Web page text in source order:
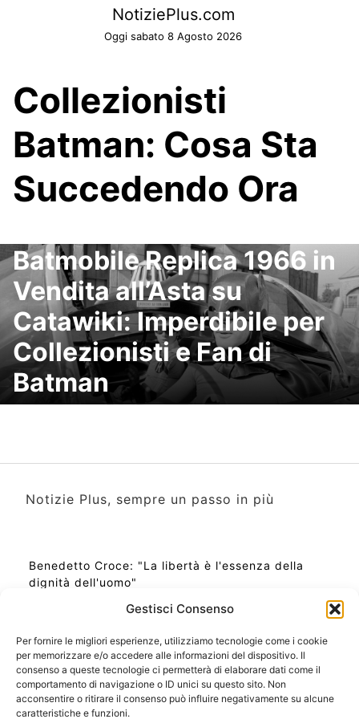
Gestisci Consenso
Per fornire le migliori esperienze, utilizziamo tecnologie come i cookie
per memorizzare e/o accedere alle informazioni del dispositivo. Il
consenso a queste tecnologie ci permetterà di elaborare dati come il
comportamento di navigazione o ID unici su questo sito. Non
acconsentire o ritirare il consenso può influire negativamente su alcune
caratteristiche e funzioni.
NotiziePlus.com
Oggi sabato 8 Agosto 2026
Collezionisti
Batman: Cosa Sta
Succedendo Ora
Batmobile Replica 1966 in
Vendita all’Asta su
Catawiki: Imperdibile per
Collezionisti e Fan di
Batman
Notizie Plus, sempre un passo in più
Benedetto Croce: "La libertà è l'essenza della
dignità dell'uomo"
Ora Esatta in Italia in questo momento
Ti Senti Strano Ultimamente? Potrebbe Essere per
la Risonanza di Schumann
Come Sapere Se Stai Ascendendo alla Quinta